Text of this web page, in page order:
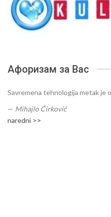
Афоризам за Вас
Savremena tehnologija metak je
— Mihajlo Ćirković
naredni >>